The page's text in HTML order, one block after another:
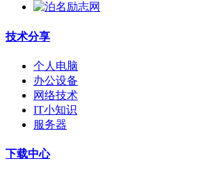
技术分享
个人电脑
办公设备
网络技术
IT小知识
服务器
下载中心